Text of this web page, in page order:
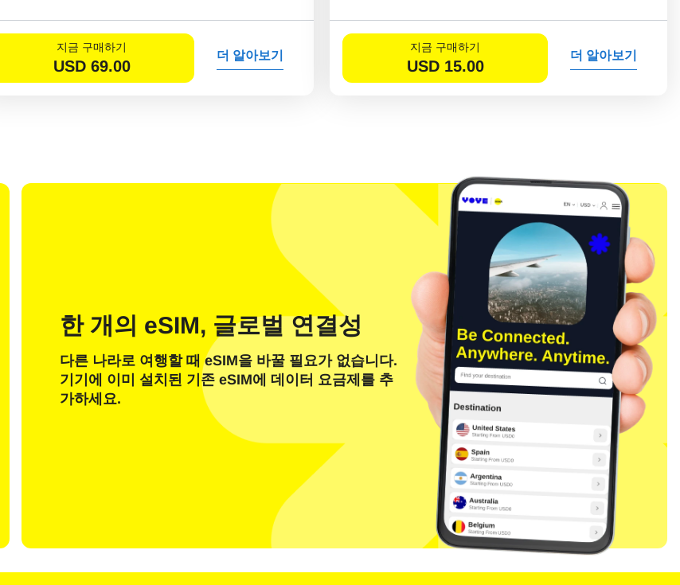
지금 구매하기
USD 69.00
더 알아보기
지금 구매하기
USD 15.00
더 알아보기
한 개의 eSIM, 글로벌 연결성
다른 나라로 여행할 때 eSIM을 바꿀 필요가 없습니다.
기기에 이미 설치된 기존 eSIM에 데이터 요금제를 추
가하세요.
:
이 있습니다
이메일로 로그인